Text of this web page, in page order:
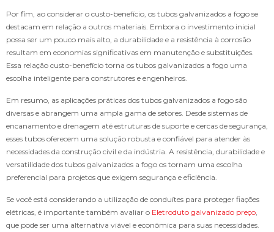
Por fim, ao considerar o custo-benefício, os tubos galvanizados a fogo se
destacam em relação a outros materiais. Embora o investimento inicial
possa ser um pouco mais alto, a durabilidade e a resistência à corrosão
resultam em economias significativas em manutenção e substituições.
Essa relação custo-benefício torna os tubos galvanizados a fogo uma
escolha inteligente para construtores e engenheiros.
Em resumo, as aplicações práticas dos tubos galvanizados a fogo são
diversas e abrangem uma ampla gama de setores. Desde sistemas de
encanamento e drenagem até estruturas de suporte e cercas de segurança,
esses tubos oferecem uma solução robusta e confiável para atender às
necessidades da construção civil e da indústria. A resistência, durabilidade e
versatilidade dos tubos galvanizados a fogo os tornam uma escolha
preferencial para projetos que exigem segurança e eficiência.
Se você está considerando a utilização de conduítes para proteger fiações
elétricas, é importante também avaliar o Eletroduto galvanizado preço,
que pode ser uma alternativa viável e econômica para suas necessidades.